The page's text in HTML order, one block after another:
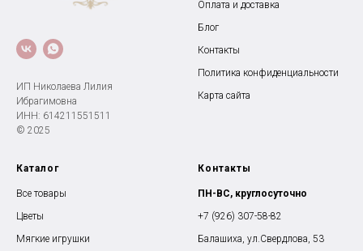
ИП Николаева Лилия
Ибрагимовна
ИНН: 614211551511
© 2025
Оплата и доставка
Блог
Контакты
Политика конфиденциальности
Карта сайта
Каталог
Все товары
Цветы
Мягкие игрушки
Контакты
ПН-ВС, круглосуточно
+7 (926) 307-58-82
Балашиха, ул.Свердлова, 53